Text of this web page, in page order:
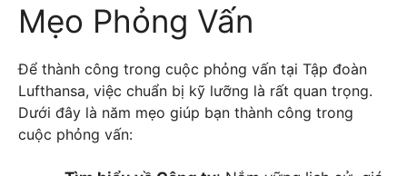
Mẹo Phỏng Vấn
Để thành công trong cuộc phỏng vấn tại Tập đoàn
Lufthansa, việc chuẩn bị kỹ lưỡng là rất quan trọng.
Dưới đây là năm mẹo giúp bạn thành công trong
cuộc phỏng vấn: